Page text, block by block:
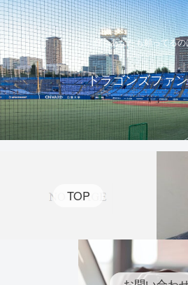
僕もあなたも願ってる
ドラゴンズファ
TOP